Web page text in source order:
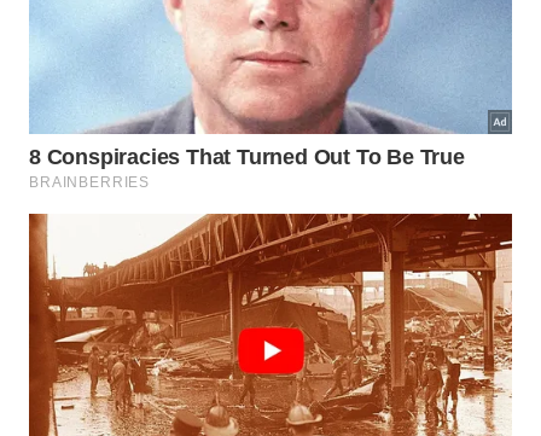
completa dos reparos estruturais feitos
anteriormente. Caso você prefira manter o aspecto
rústico original, aplique apenas um verniz fosco
protetor. A tinta PVA colorida transforma o
ambiente doméstico deforma alegre.